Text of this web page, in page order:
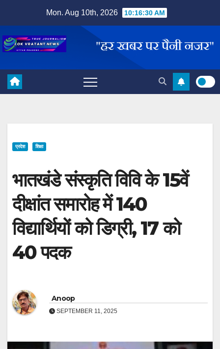
content
Mon. Aug 10th, 2026 10:16:31 AM
प्रदेश शिक्षा
भातखंडे संस्कृति विवि के 15वें
दीक्षांत समारोह में 140
विद्यार्थियों को डिग्री, 17 को
40 पदक
Anoop
SEPTEMBER 11, 2025